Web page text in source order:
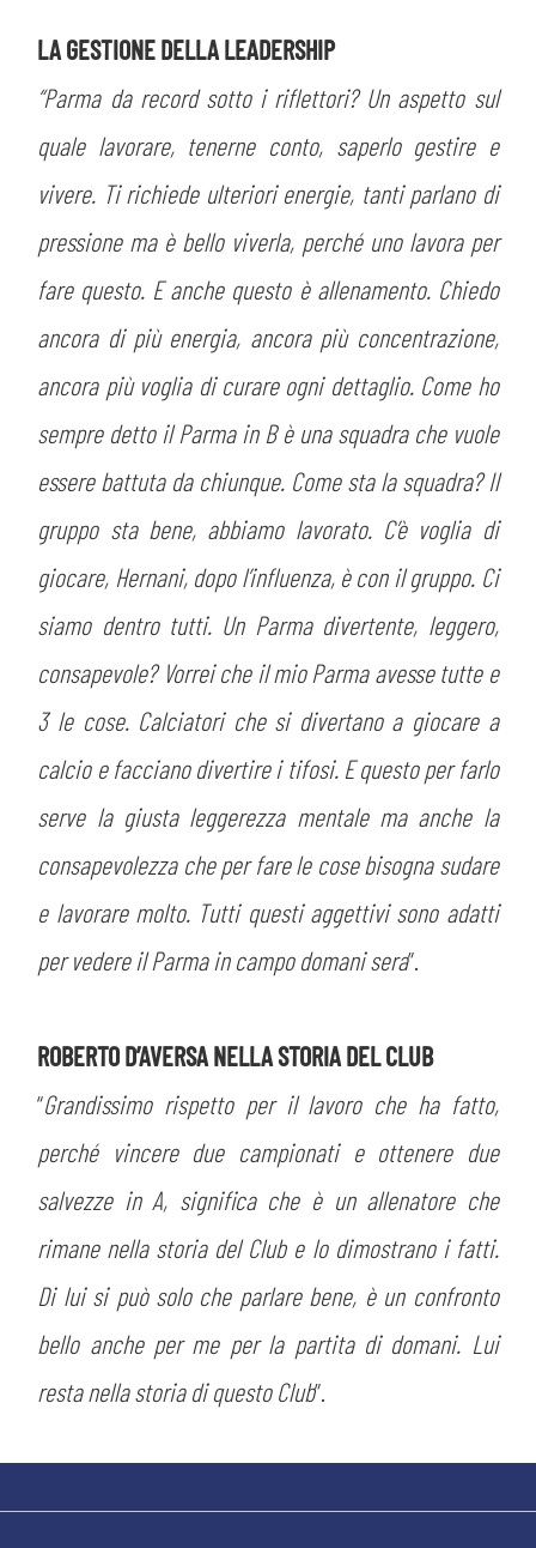
CERCA
LA GESTIONE DELLA LEADERSHIP
“Parma da record sotto i riflettori? Un aspetto sul
quale lavorare, tenerne conto, saperlo gestire e
vivere. Ti richiede ulteriori energie, tanti parlano di
pressione ma è bello viverla, perché uno lavora per
fare questo. E anche questo è allenamento. Chiedo
ancora di più energia, ancora più concentrazione,
ancora più voglia di curare ogni dettaglio. Come ho
sempre detto il Parma in B è una squadra che vuole
essere battuta da chiunque. Come sta la squadra? Il
gruppo sta bene, abbiamo lavorato. C’è voglia di
giocare, Hernani, dopo l’influenza, è con il gruppo. Ci
siamo dentro tutti. Un Parma divertente, leggero,
consapevole? Vorrei che il mio Parma avesse tutte e
3 le cose. Calciatori che si divertano a giocare a
calcio e facciano divertire i tifosi. E questo per farlo
serve la giusta leggerezza mentale ma anche la
consapevolezza che per fare le cose bisogna sudare
e lavorare molto. Tutti questi aggettivi sono adatti
per vedere il Parma in campo domani sera”.
ROBERTO D’AVERSA NELLA STORIA DEL CLUB
“Grandissimo rispetto per il lavoro che ha fatto,
perché vincere due campionati e ottenere due
salvezze in A, significa che è un allenatore che
rimane nella storia del Club e lo dimostrano i fatti.
Di lui si può solo che parlare bene, è un confronto
bello anche per me per la partita di domani. Lui
resta nella storia di questo Club”.
abilitato
ACCETTA E SALVA